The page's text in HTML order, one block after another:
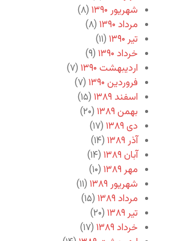
شهریور ۱۳۹۰
(۸)
مرداد ۱۳۹۰
(۸)
تیر ۱۳۹۰
(۱۱)
خرداد ۱۳۹۰
(۹)
اردیبهشت ۱۳۹۰
(۷)
فروردین ۱۳۹۰
(۷)
اسفند ۱۳۸۹
(۱۵)
بهمن ۱۳۸۹
(۲۰)
دی ۱۳۸۹
(۱۷)
آذر ۱۳۸۹
(۱۴)
آبان ۱۳۸۹
(۱۴)
مهر ۱۳۸۹
(۱۰)
شهریور ۱۳۸۹
(۱۱)
مرداد ۱۳۸۹
(۱۵)
تیر ۱۳۸۹
(۲۰)
خرداد ۱۳۸۹
(۱۷)